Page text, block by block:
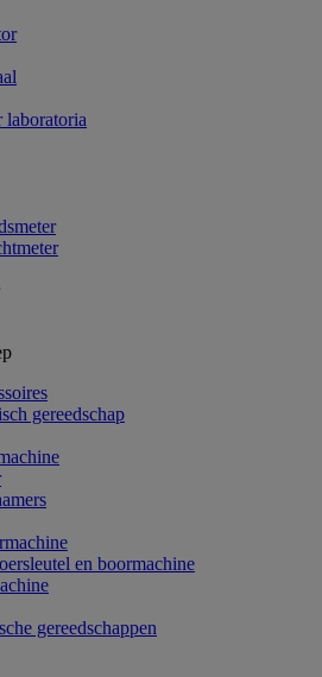
laboratoria
gereedschap
en boormachine
gereedschappen